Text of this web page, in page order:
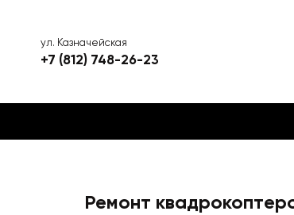
ул. Казначейская
+7 (812) 748-26-23
Ремонт